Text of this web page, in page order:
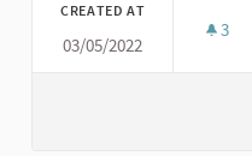
CREATED AT
03/05/2022
3